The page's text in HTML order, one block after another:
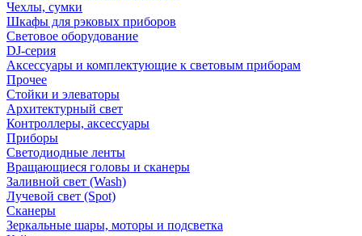
Чехлы, сумки
Шкафы для рэковых приборов
Световое оборудование
DJ-серия
Аксессуары и комплектующие к световым приборам
Прочее
Стойки и элеваторы
Архитектурный свет
Контроллеры, аксессуары
Приборы
Светодиодные ленты
Вращающиеся головы и сканеры
Заливной свет (Wash)
Лучевой свет (Spot)
Сканеры
Зеркальные шары, моторы и подсветка